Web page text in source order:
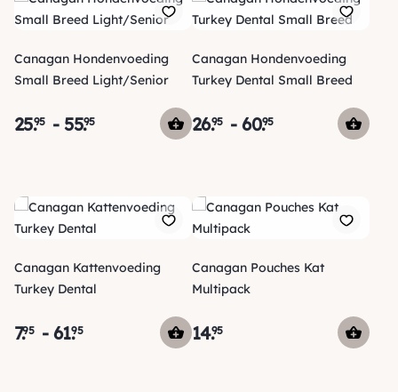
Canagan Hondenvoeding
Small Breed Light/Senior
25.95 -55.95
Canagan Hondenvoeding
Turkey Dental Small Breed
26.95 -60.95
Canagan Kattenvoeding
Turkey Dental
7.95 - 61.95
Canagan Pouches Kat
Multipack
14.95